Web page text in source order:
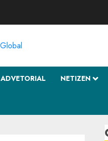
ADVETORIAL NETIZEN